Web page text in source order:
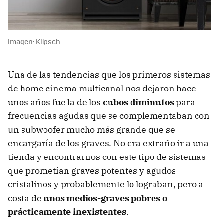
Imagen: Klipsch
Una de las tendencias que los primeros sistemas
de home cinema multicanal nos dejaron hace
unos años fue la de los cubos diminutospara
frecuencias agudas que se complementaban con
un subwoofer mucho más grande que se
encargaría de los graves. No era extraño ir a una
tienda y encontrarnos con este tipo de sistemas
que prometían graves potentes y agudos
cristalinos y probablemente lo lograban, pero a
costa de unos medios-graves pobres o
prácticamente inexistentes.